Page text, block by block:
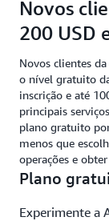
Novos
200 USD
Novos clientes
o nível gratuito
inscrição e até
principais
plano gratuito
menos que
operações e
Plano
Experimente a